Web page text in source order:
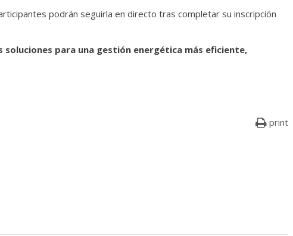
podrán seguirla en directo tras completar su inscripción
soluciones para una gestión energética más eficiente,
print